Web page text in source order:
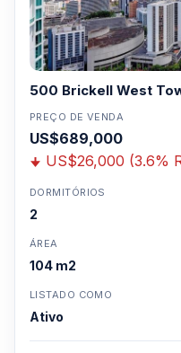
500 Brickell West
PREÇO DE VENDA
US$689,000
US$26,000 (3.6%
DORMITÓRIOS
2
ÁREA
104 m2
LISTADO COMO
Ativo